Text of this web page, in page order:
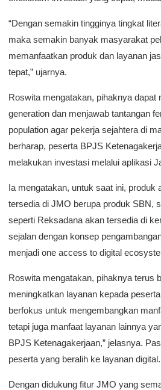
“Dengan semakin tingginya tingkat
maka semakin banyak masyarakat
memanfaatkan produk dan layanan
tepat,” ujarnya.
Roswita mengatakan, pihaknya dapat
generation dan menjawab tantangan
population agar pekerja sejahtera di
berharap, peserta BPJS
melakukan investasi melalui aplikasi
Ia mengatakan, untuk saat ini, produk
tersedia di JMO berupa produk SBN,
seperti Reksadana akan tersedia di
sejalan dengan konsep
menjadi one access to digital
Roswita mengatakan, pihaknya terus
meningkatkan layanan kepada
berfokus untuk mengembangkan
tetapi juga manfaat layanan lainnya
BPJS Ketenagakerjaan,” jelasnya.
peserta yang beralih ke layanan digital.
Dengan didukung fitur JMO yang